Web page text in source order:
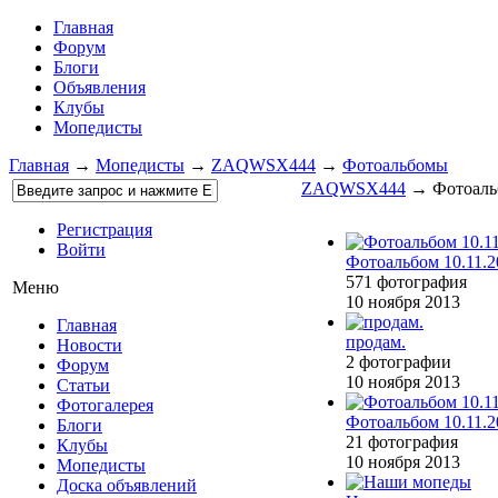
Главная
Форум
Блоги
Объявления
Клубы
Мопедисты
Главная → Мопедисты → ZAQWSX444 → Фотоальбомы
Регистрация
Войти
Меню
Главная
Новости
Форум
Статьи
Фотогалерея
Блоги
Клубы
Мопедисты
Доска объявлений
ZAQWSX444 →
Фотоальбом
571 фотография
10 ноября 2013
продам.
2 фотографии
10 ноября 2013
Фотоальбом
21 фотография
10 ноября 2013